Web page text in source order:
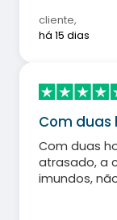
cliente,
há 15 dias
Com duas
Com duas
atrasado, a
imundos,